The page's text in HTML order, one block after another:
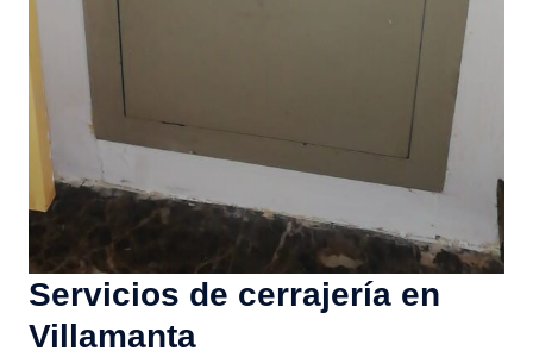
Servicios de cerrajería en
Villamanta